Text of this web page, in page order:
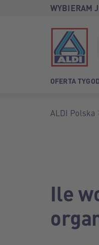
WYBIERAM
OFERTA
ALDI Polska
Ile